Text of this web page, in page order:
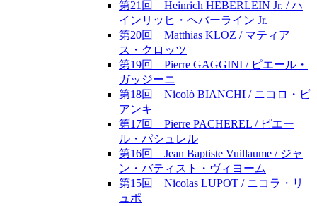
第21回 Heinrich HEBERLEIN Jr. / ハ
インリッヒ・ヘバーライン Jr.
第20回 Matthias KLOZ / マティア
ス・クロッツ
第19回 Pierre GAGGINI / ピエール・
ガッジーニ
第18回 Nicolò BIANCHI / ニコロ・ビ
アンキ
第17回 Pierre PACHEREL / ピエー
ル・パシュレル
第16回 Jean Baptiste Vuillaume / ジャ
ン・バティスト・ヴィヨーム
第15回 Nicolas LUPOT / ニコラ・リ
ュポ